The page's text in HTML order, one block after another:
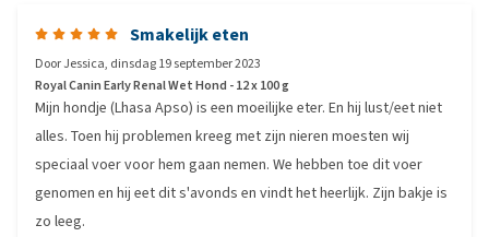
Smakelijk eten
DoorJessica, dinsdag 19 september 2023
Royal Canin Early Renal Wet Hond - 12 x 100 g
Mijn hondje (Lhasa Apso) is een moeilijke eter. En hij lust/eet niet
alles. Toen hij problemen kreeg met zijn nieren moesten wij
speciaal voer voor hem gaan nemen. We hebben toe dit voer
genomen en hij eet dit s'avonds en vindt het heerlijk. Zijn bakje is
zo leeg.